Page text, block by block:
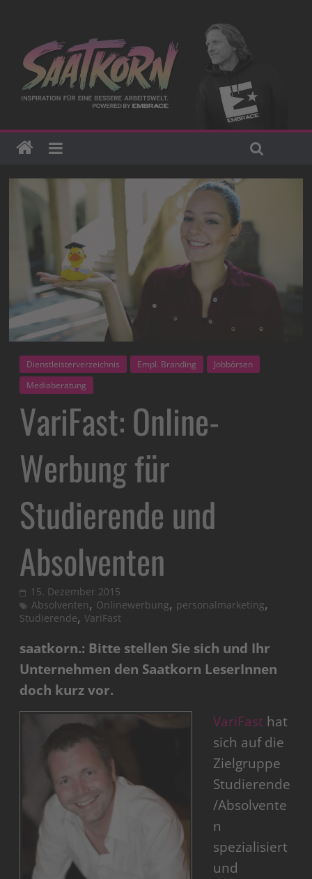
Dienstleisterverzeichnis Empl. Branding
Jobbörsen
Mediaberatung
VariFast: Online-
Werbung für
Studierende und
Absolventen
15. Dezember 2015
Absolventen, Onlinewerbung, personalmarketing,
Studierende,VariFast
saatkorn.: Bitte stellen Sie sich und Ihr
Unternehmen den Saatkorn LeserInnen
doch kurz vor.
VariFast hat
sich auf die
Zielgruppe
Studierende
/Absolvente
n
spezialisiert
und